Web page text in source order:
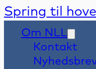
Spring til
Om NLL
Kontakt